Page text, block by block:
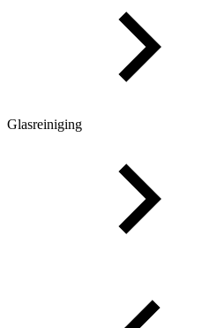
Glasreiniging